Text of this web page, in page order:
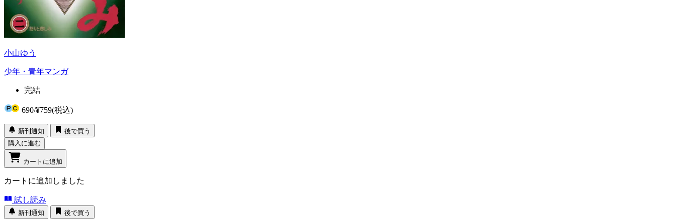
小山ゆう
少年・青年マンガ
完結
690/¥759(税込)
新刊通知
後で買う
購入に進む
カートに追加
カートに追加しました
試し読み
新刊通知 後で買う